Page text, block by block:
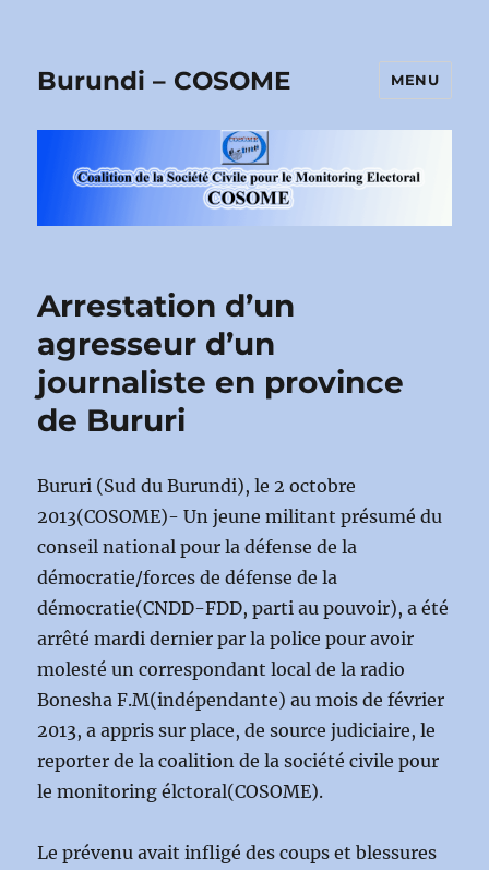
Burundi – COSOME MENU
Arrestation d’un
agresseur d’un
journaliste en province
de Bururi
Bururi (Sud du Burundi), le 2 octobre
2013(COSOME)- Un jeune militant présumé du
conseil national pour la défense de la
démocratie/forces de défense de la
démocratie(CNDD-FDD, parti au pouvoir), a été
arrêté mardi dernier par la police pour avoir
molesté un correspondant local de la radio
Bonesha F.M(indépendante) au mois de février
2013, a appris sur place, de source judiciaire, le
reporter de la coalition de la société civile pour
le monitoring élctoral(COSOME).
Le prévenu avait infligé des coups et blessures